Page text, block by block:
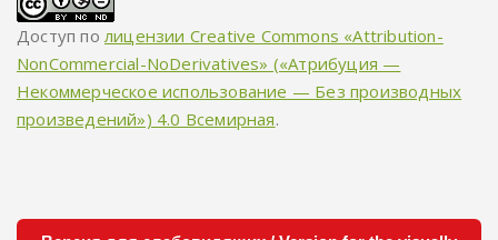
Доступ полицензии Creative Commons «Attribution-
NonCommercial-NoDerivatives» («Атрибуция —
Некоммерческое использование — Без производных
произведений») 4.0 Всемирная.